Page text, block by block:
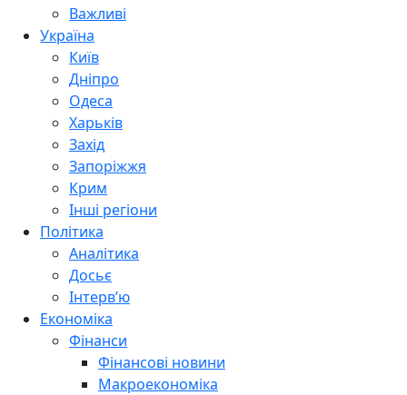
Важливі
Україна
Київ
Дніпро
Одеса
Харьків
Захід
Запоріжжя
Крим
Інші регіони
Політика
Аналітика
Досьє
Інтерв’ю
Економіка
Фінанси
Фінансові новини
Макроекономіка